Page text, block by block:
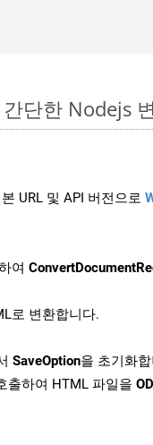
단한 Nodejs
URL 및 API 버전으로
여
로 변환합니다.
SaveOption을 초기화
출하여 HTML 파일을